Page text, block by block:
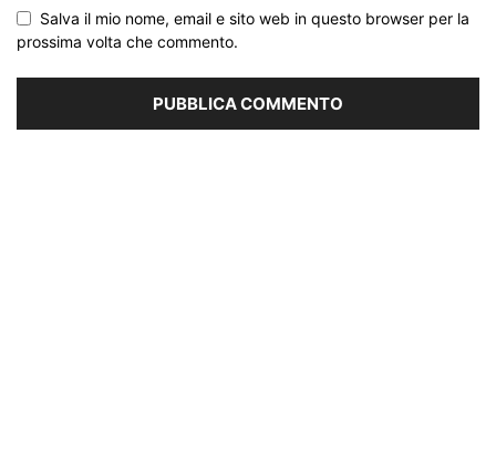
Salva il mio nome, email e sito web in questo browser per la
prossima volta che commento.